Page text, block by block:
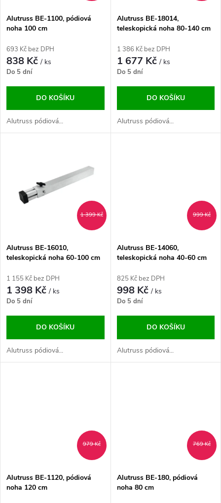
p
r
o
u
s
p
r
o
d
u
Alutruss BE-1100, pódiová
noha 100 cm
693 Kč bez DPH
838 Kč/ ks
Do 5 dní
DO KOŠÍKU
Alutruss pódiová...
Alutruss BE-18014,
teleskopická noha 80-140 cm
1 386 Kč bez DPH
1 677 Kč/ ks
Do 5 dní
DO KOŠÍKU
Alutruss pódiová...
1 399 Kč
Alutruss BE-16010,
teleskopická noha 60-100 cm
1 155 Kč bez DPH
1 398 Kč/ ks
Do 5 dní
DO KOŠÍKU
Alutruss pódiová...
999 Kč
Alutruss BE-14060,
teleskopická noha 40-60 cm
825 Kč bez DPH
998 Kč/ ks
Do 5 dní
DO KOŠÍKU
Alutruss pódiová...
979 Kč
Alutruss BE-1120, pódiová
noha 120 cm
769 Kč
Alutruss BE-180, pódiová
noha 80 cm